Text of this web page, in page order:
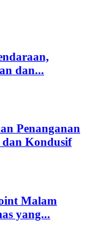
dan...
Penanganan
Kondusif
Malam
yang...